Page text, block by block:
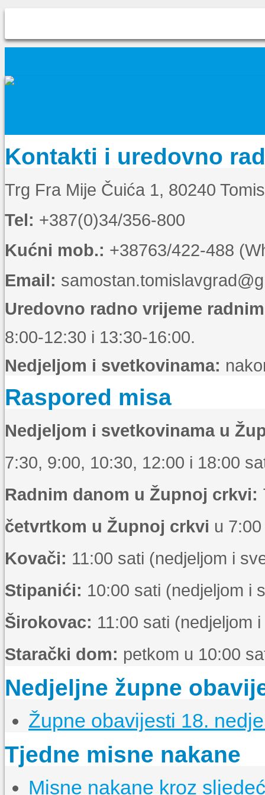
Kontakti i uredovno
Trg Fra Mije Čuića 1, 80240
Tel: +387(0)34/356-800
Kućni mob.: +38763/422-488
Email:
Uredovno radno vrijeme
8:00-12:30 i 13:30-16:00.
Nedjeljom i svetkovinama:
Raspored misa
Nedjeljom i svetkovinama u
7:30, 9:00, 10:30, 12:00 i 18:00
Radnim danom u Župnoj crkvi:
četvrtkom u Župnoj crkvi u
Kovači: 11:00 sati (nedjeljom i
Stipanići: 10:00 sati (nedjeljom i
Širokovac: 11:00 sati (nedjeljom
Starački dom: petkom u 10:00
Nedjeljne župne
Župne obavijesti 18.
Tjedne misne nakane
Misne nakane kroz